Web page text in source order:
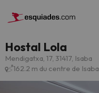
Hostal Lola
Mendigatxa, 17, 31417, Isaba
162.2 m du centre de Isaba